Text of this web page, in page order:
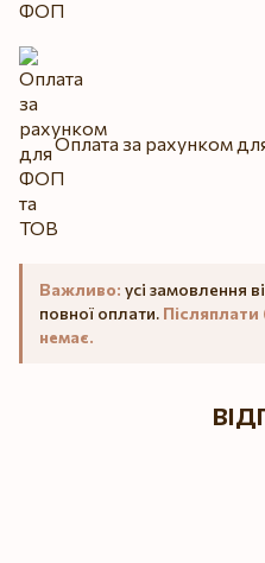
Оплата за рахунком
Важливо: усі замовлення
повної оплати.
немає.